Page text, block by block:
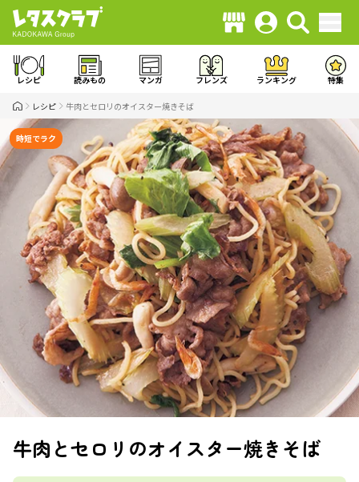
レシピ 読みもの マンガ フレンズ ランキング 特集
レシピ 牛肉とセロリのオイスター焼きそば
時短でラク
牛肉とセロリのオイスター焼きそば